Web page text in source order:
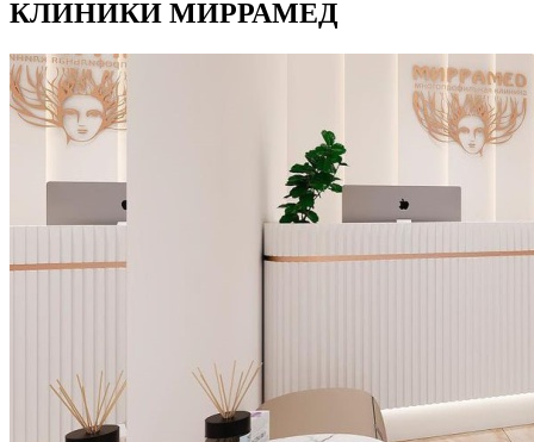
КЛИНИКИ МИРРАМЕД